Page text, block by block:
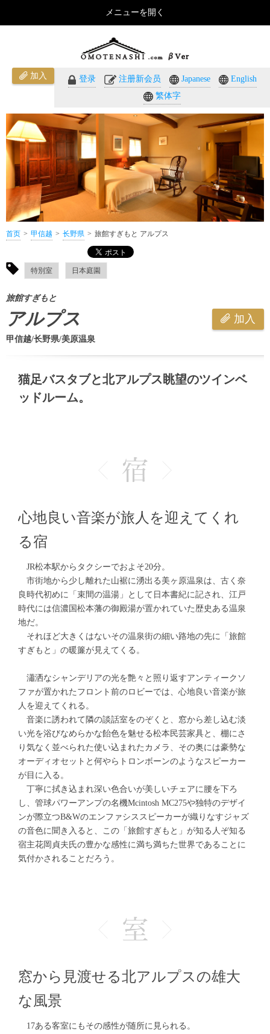
加入 登录 注册新会员 Japanese
English
繁体字
首页 甲信越 长野県 旅館すぎもと アルプス
特別室 日本庭園
旅館すぎもと
アルプス 加入
甲信越/长野県/美原温泉
猫足バスタブと北アルプス眺望のツインベ
ッドルーム。
心地良い音楽が旅人を迎えてくれ
る宿
JR松本駅からタクシーでおよそ20分。
市街地から少し離れた山裾に湧出る美ヶ原温泉は、古く奈
良時代初めに「束間の温湯」として日本書紀に記され、江戸
時代には信濃国松本藩の御殿湯が置かれていた歴史ある温泉
地だ。
それほど大きくはないその温泉街の細い路地の先に「旅館
すぎもと」の暖簾が見えてくる。
瀟洒なシャンデリアの光を艶々と照り返すアンティークソ
ファが置かれたフロント前のロビーでは、心地良い音楽が旅
人を迎えてくれる。
音楽に誘われて隣の談話室をのぞくと、窓から差し込む淡
い光を浴びなめらかな飴色を魅せる松本民芸家具と、棚にさ
り気なく並べられた使い込まれたカメラ、その奥には豪勢な
オーディオセットと何やらトロンボーンのようなスピーカー
が目に入る。
丁寧に拭き込まれ深い色合いが美しいチェアに腰を下ろ
し、管球パワーアンプの名機Mcintosh MC275や独特のデザイ
ンが際立つB&Wのエンファシススピーカーが織りなすジャズ
の音色に聞き入ると、この「旅館すぎもと」が知る人ぞ知る
宿主花岡貞夫氏の豊かな感性に満ち満ちた世界であることに
気付かされることだろう。
窓から見渡せる北アルプスの雄大
な風景
17ある客室にもその感性が随所に見られる。
メニューを開く